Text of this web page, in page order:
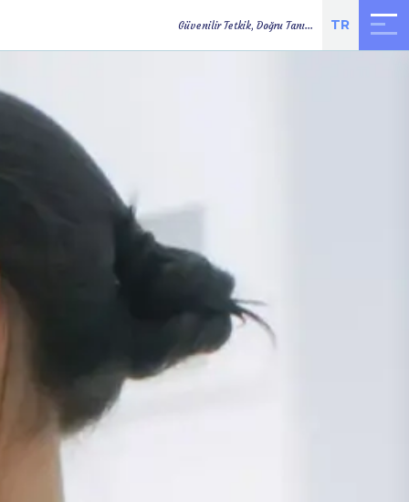
TR
Güvenilir Tetkik, Doğru Tanı...
KURUMSAL